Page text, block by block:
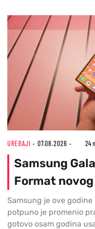
UREĐAJI 07.08.2026 24
Samsung
Format
Samsung je ove
potpuno je promenio
gotovo osam godina